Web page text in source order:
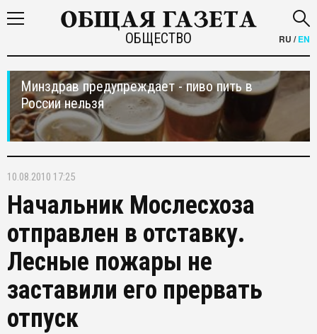
ОБЩЕСТВО RU /EN
Минздрав предупреждает - пиво пить в
России нельзя
10.08.2010 17:25
Начальник Мослесхоза
отправлен в отставку.
Лесные пожары не
заставили его прервать
отпуск